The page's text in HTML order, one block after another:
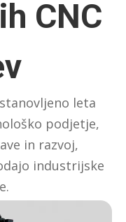
CNC
leta
podjetje,
in razvoj,
industrijske